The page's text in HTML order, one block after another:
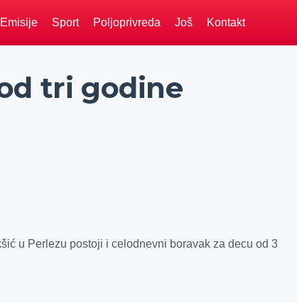
Emisije Sport Poljoprivreda Još Kontakt
tri godine
u Perlezu postoji i celodnevni boravak za decu od 3